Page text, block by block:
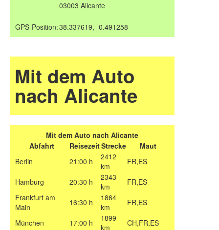
03003 Alicante
GPS-Position:38.337619, -0.491258
Mit dem Auto
nach Alicante
Mit dem Auto nach Alicante
Abfahrt
ReisezeitStrecke
Maut
Berlin
21:00 h
2412
km
FR,ES
Hamburg 20:30 h
2343
km
FR,ES
Frankfurt am
Main
16:30 h
1864
km
FR,ES
München 17:00 h
1899
km
CH,FR,ES